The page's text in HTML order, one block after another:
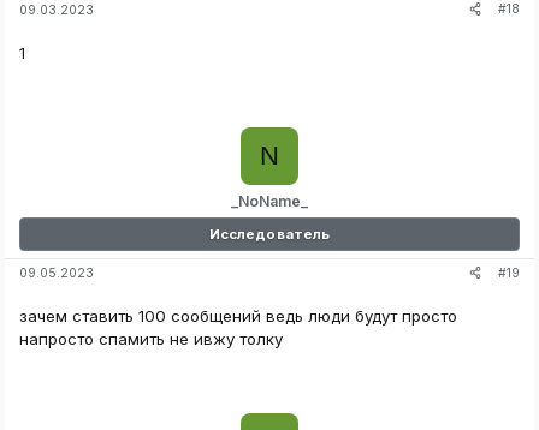
09.03.2023 #18
1
_NoName_
N
Исследователь
09.05.2023 #19
зачем ставить 100 сообщений ведь люди будут просто
напросто спамить не ивжу толку